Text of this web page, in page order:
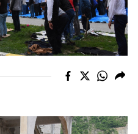
Şanlıurfa
Uşak
Van